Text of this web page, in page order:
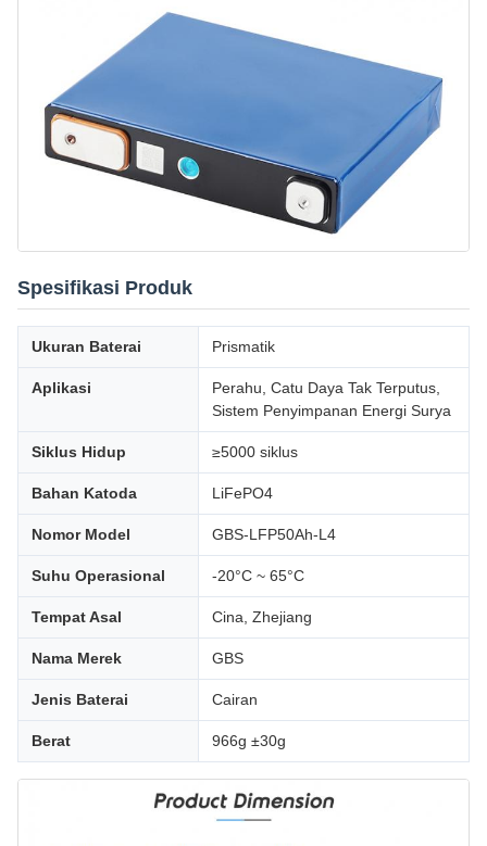
Spesifikasi Produk
Ukuran Baterai Prismatik
Aplikasi
Perahu, Catu Daya Tak Terputus,
Sistem Penyimpanan Energi Surya
Siklus Hidup ≥5000 siklus
Bahan Katoda LiFePO4
Nomor Model GBS-LFP50Ah-L4
Suhu Operasional -20°C ~ 65°C
Tempat Asal Cina, Zhejiang
Nama Merek GBS
Jenis Baterai Cairan
Berat 966g ±30g